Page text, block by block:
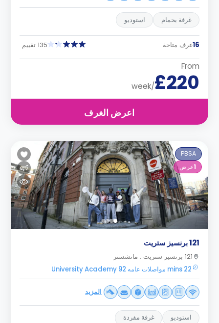
غرفة بحمام استوديو
16غرف متاحة 135 تقييم
From
£220
/week
اعرض الغرف
PBSA
1عرض
121 برنسيز ستريت
121 برنسيز ستريت . مانشستر
22 mins مواصلات عامه University Academy 92
المزيد
استوديو غرفة مفردة